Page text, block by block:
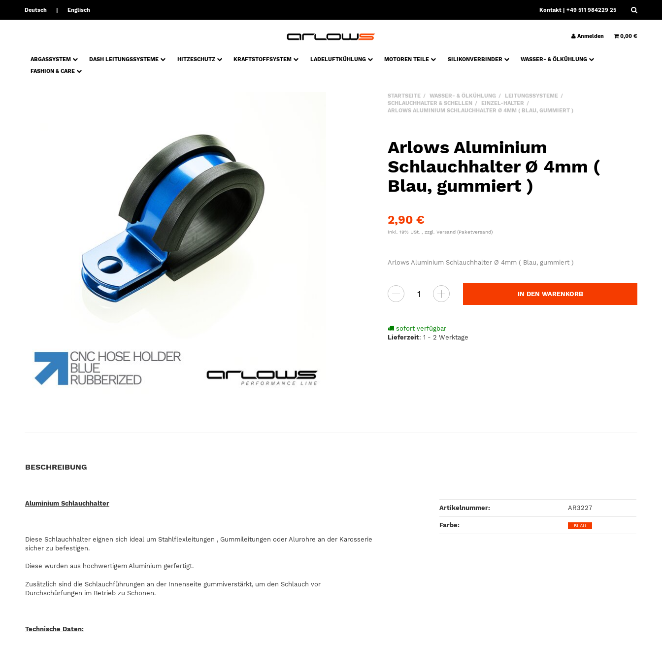
Deutsch Englisch Kontakt | +49 511 984229 25
Anmelden 0,00 €
ABGASSYSTEM DASH LEITUNGSSYSTEME HITZESCHUTZ KRAFTSTOFFSYSTEM LADELUFTKÜHLUNG MOTOREN TEILE SILIKONVERBINDER
WASSER- & ÖLKÜHLUNG
FASHION & CARE
STARTSEITE WASSER- & ÖLKÜHLUNG
LEITUNGSSYSTEME
SCHLAUCHHALTER & SCHELLEN
EINZEL-HALTER
ARLOWS ALUMINIUM SCHLAUCHHALTER Ø 4MM ( BLAU, GUMMIERT )
Arlows Aluminium
Schlauchhalter Ø 4mm (
Blau, gummiert )
2,90 €
inkl. 19% USt. , zzgl.Versand(Paketversand)
Arlows Aluminium Schlauchhalter Ø 4mm ( Blau, gummiert )
IN DEN WARENKORB
sofort verfügbar
Lieferzeit:1 - 2 Werktage
BESCHREIBUNG
Aluminium Schlauchhalter
Diese Schlauchhalter eignen sich ideal um Stahlflexleitungen , Gummileitungen oder Alurohre an der Karosserie
sicher zu befestigen.
Diese wurden aus hochwertigem Aluminium gerfertigt.
Zusätzlich sind die Schlauchführungen an der Innenseite gummiverstärkt, um den Schlauch vor
Durchschürfungen im Betrieb zu Schonen.
Technische Daten:
Artikelnummer: AR3227
Farbe‍: BLAU